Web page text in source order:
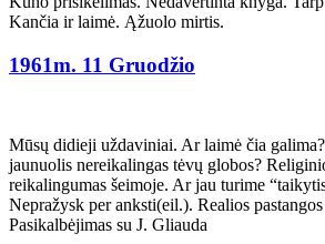
Kančia ir laimė. Ąžuolo mirtis.
1961m. 11 Gruodžio
Mūsų didieji uždaviniai. Ar laimė čia
jaunuolis nereikalingas tėvų globos?
reikalingumas šeimoje. Ar jau turime
Nepražysk per anksti(eil.). Realios
Pasikalbėjimas su J. Gliauda